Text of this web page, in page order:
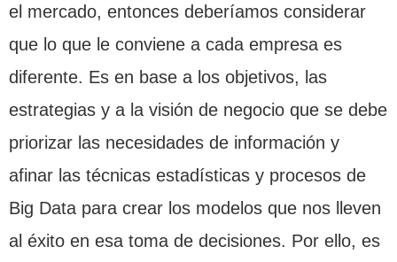
el mercado, entonces deberíamos considerar
que lo que le conviene a cada empresa es
diferente. Es en base a los objetivos, las
estrategias y a la visión de negocio que se debe
priorizar las necesidades de información y
afinar las técnicas estadísticas y procesos de
Big Data para crear los modelos que nos lleven
al éxito en esa toma de decisiones. Por ello, es